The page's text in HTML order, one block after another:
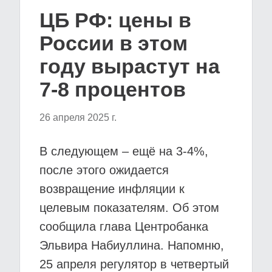
ЦБ РФ: цены в
России в этом
году вырастут на
7-8 процентов
26 апреля 2025 г.
В следующем – ещё на 3-4%,
после этого ожидается
возвращение инфляции к
целевым показателям. Об этом
сообщила глава Центробанка
Эльвира Набиуллина. Напомню,
25 апреля регулятор в четвертый